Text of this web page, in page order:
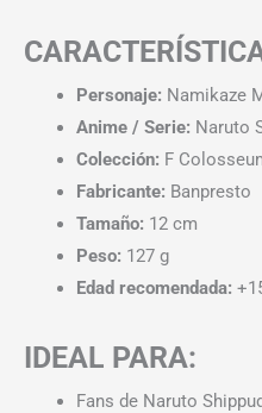
Personaje: Namikaze
Anime / Serie: Naruto
Colección: F
Fabricante: Banpresto
Tamaño: 12 cm
Peso: 127 g
Edad recomendada:
IDEAL PARA:
Fans de Naruto